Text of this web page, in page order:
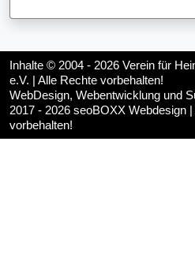
Inhalte © 2004 - 2026 Verein für
e.V. | Alle Rechte vorbehalten!
WebDesign, Webentwicklung und
2017 - 2026 seoBOXX Webdesign
vorbehalten!